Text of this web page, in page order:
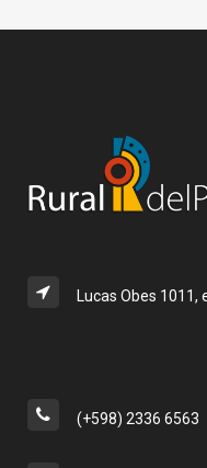
Lucas Obes 1011,
(+598) 2336 6563